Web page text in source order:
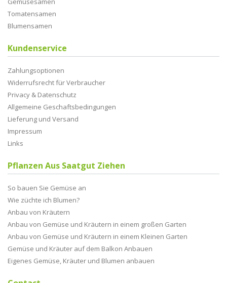
Tomatensamen
Blumensamen
Kundenservice
Zahlungsoptionen
Widerrufsrecht für Verbraucher
Privacy & Datenschutz
Allgemeine Geschaftsbedingungen
Lieferung und Versand
Impressum
Links
Pflanzen Aus Saatgut Ziehen
So bauen Sie Gemüse an
Wie züchte ich Blumen?
Anbau von Kräutern
Anbau von Gemüse und Kräutern in einem großen Garten
Anbau von Gemüse und Kräutern in einem Kleinen Garten
Gemüse und Kräuter auf dem Balkon Anbauen
Eigenes Gemüse, Kräuter und Blumen anbauen